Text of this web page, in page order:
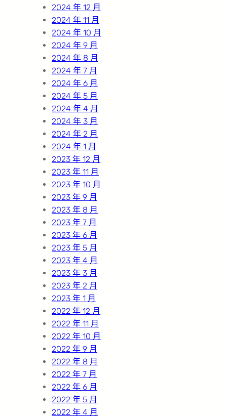
2024 年 12 月
2024 年 11 月
2024 年 10 月
2024 年 9 月
2024 年 8 月
2024 年 7 月
2024 年 6 月
2024 年 5 月
2024 年 4 月
2024 年 3 月
2024 年 2 月
2024 年 1 月
2023 年 12 月
2023 年 11 月
2023 年 10 月
2023 年 9 月
2023 年 8 月
2023 年 7 月
2023 年 6 月
2023 年 5 月
2023 年 4 月
2023 年 3 月
2023 年 2 月
2023 年 1 月
2022 年 12 月
2022 年 11 月
2022 年 10 月
2022 年 9 月
2022 年 8 月
2022 年 7 月
2022 年 6 月
2022 年 5 月
2022 年 4 月